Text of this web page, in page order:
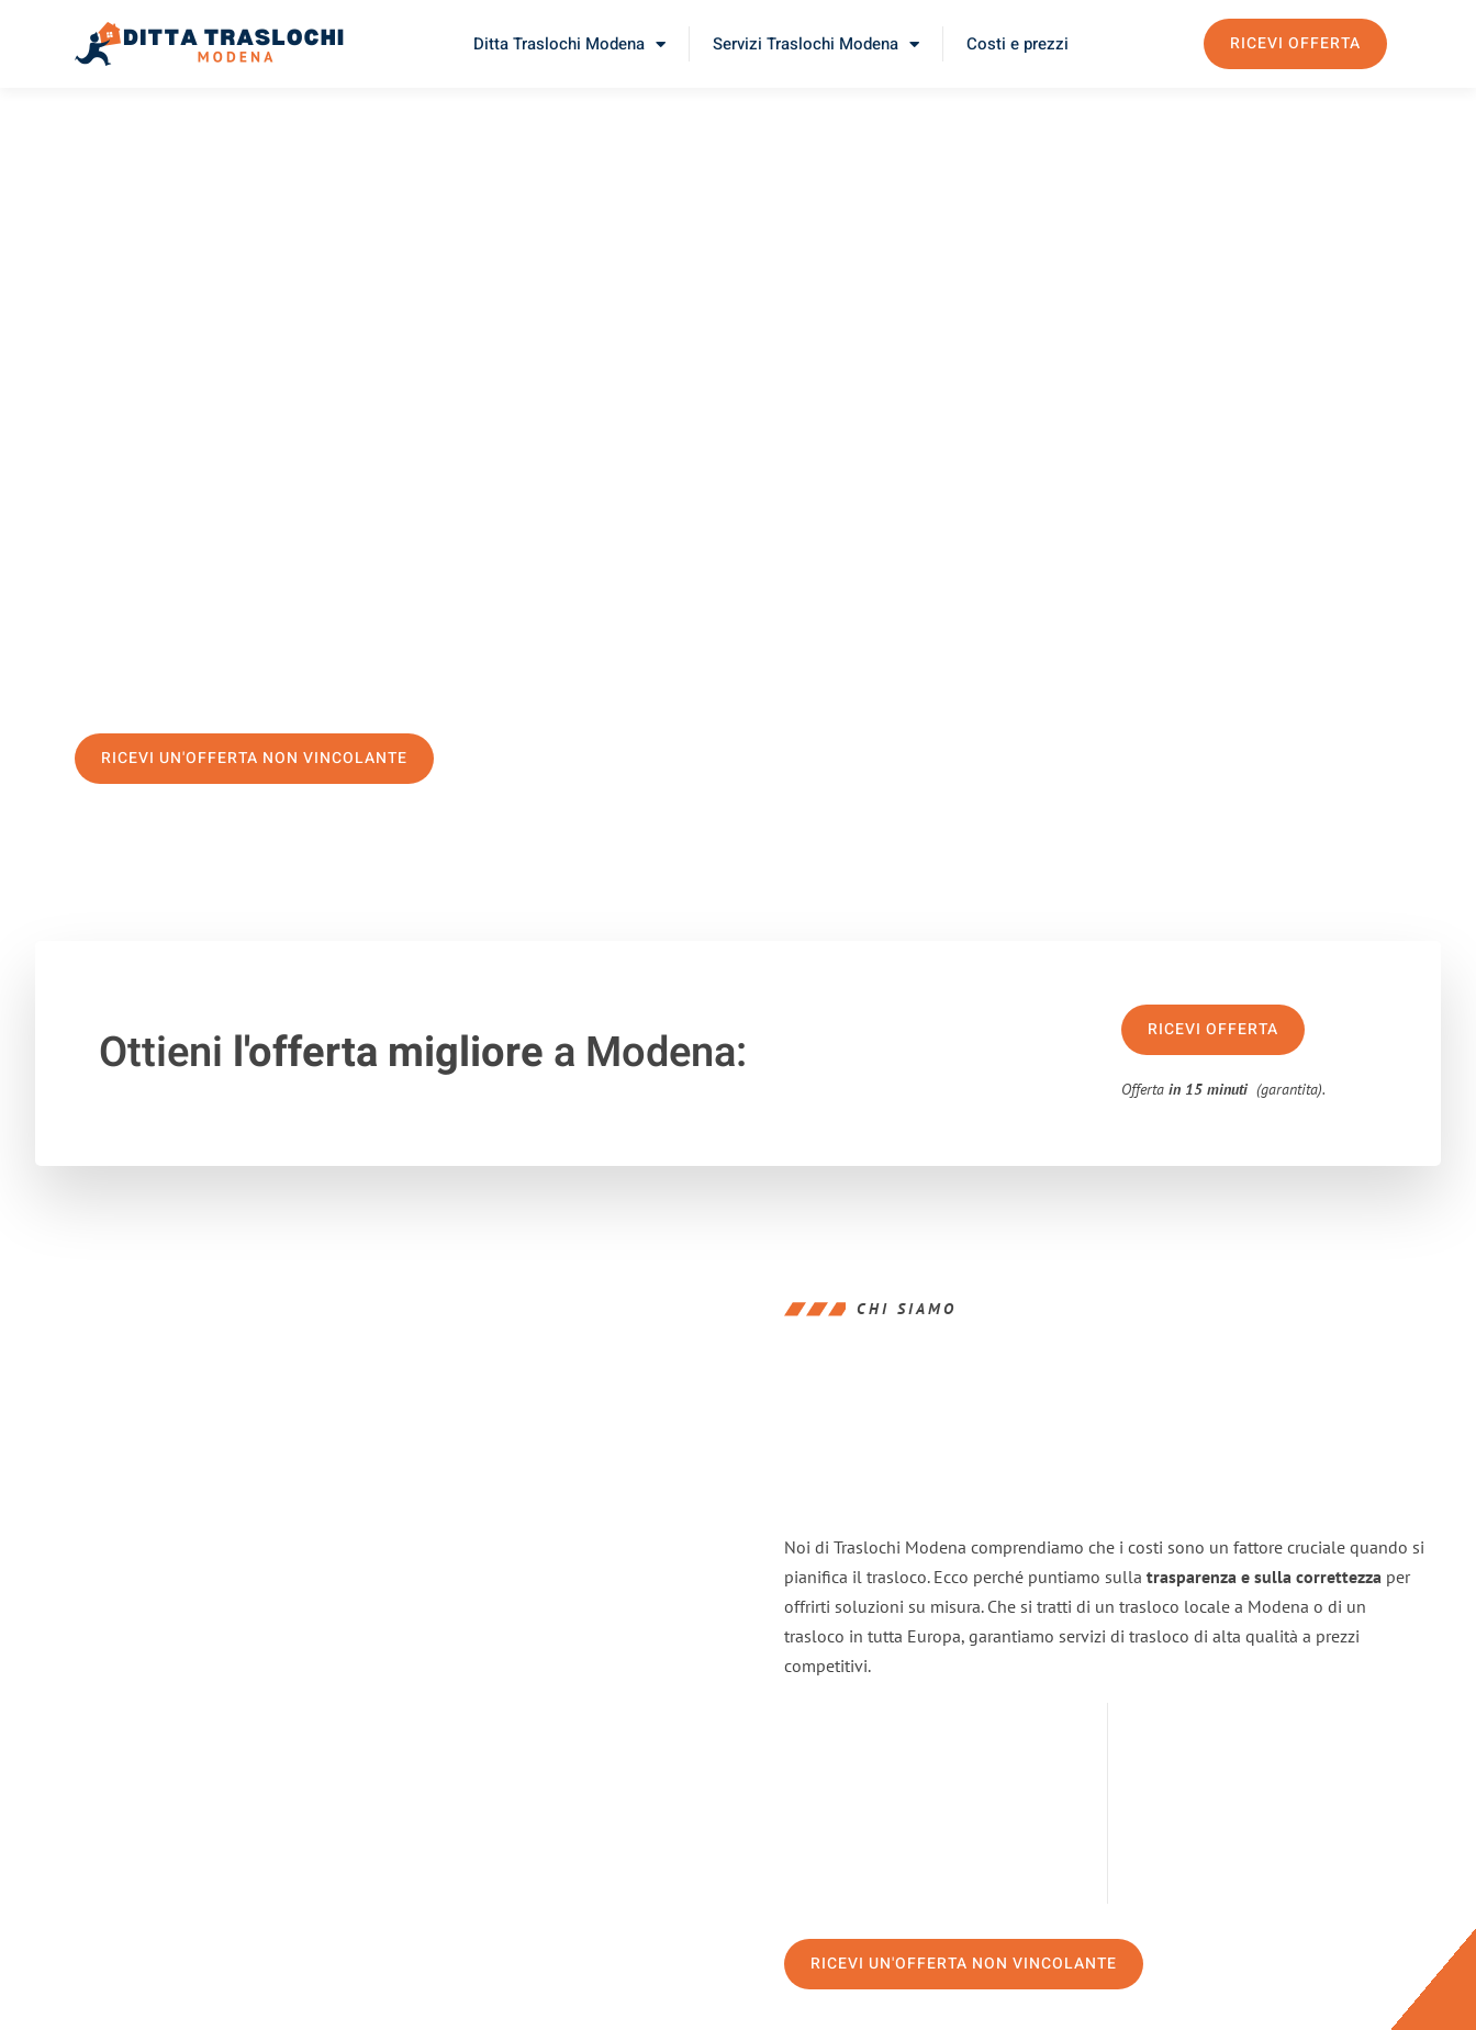
Ditta Traslochi Modena Servizi Traslochi Modena Costi e prezzi RICEVI OFFERTA
RICEVI UN'OFFERTA NON VINCOLANTE
Ottieni l'offerta migliorea Modena: RICEVI OFFERTA
Offertain 15 minuti (garantita).
CHI SIAMO
Noi di Traslochi Modena comprendiamo che i costi sono un fattore cruciale quando si
pianifica il trasloco. Ecco perché puntiamo sulla trasparenza e sulla correttezza per
offrirti soluzioni su misura. Che si tratti di un trasloco locale a Modena o di un
trasloco in tutta Europa, garantiamo servizi di trasloco di alta qualità a prezzi
competitivi.
RICEVI UN'OFFERTA NON VINCOLANTE